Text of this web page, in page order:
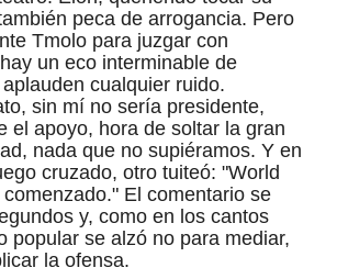
peca de arrogancia. Pero
Tmolo para juzgar con
un eco interminable de
cualquier ruido.
sin mí no sería presidente,
el apoyo, hora de soltar la gran
nada que no supiéramos. Y en
cruzado, otro tuiteó: "World
El comentario se
y, como en los cantos
popular se alzó no para mediar,
la ofensa.